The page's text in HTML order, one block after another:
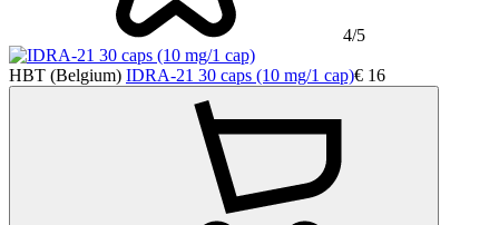
4/5
HBT (Belgium) IDRA-21 30 caps (10 mg/1 cap)€ 16